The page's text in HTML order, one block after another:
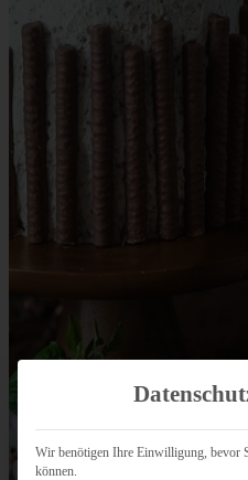
Wir benötigen Ihre Einwilligung, bevor
können.